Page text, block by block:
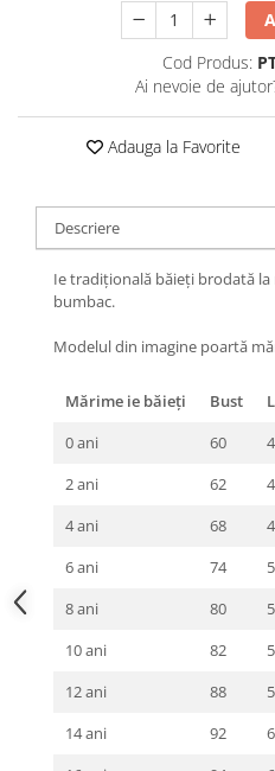
Cod Produs:
Ai nevoie de
Adauga la Favorite
Descriere
Ie tradiţională băieți brodată la
bumbac.
Modelul din imagine poartă
Mărime ie băieți Bust
0 ani
60
2 ani
62
4 ani
68
6 ani
74
8 ani
80
10 ani
82
12 ani
88
14 ani
92